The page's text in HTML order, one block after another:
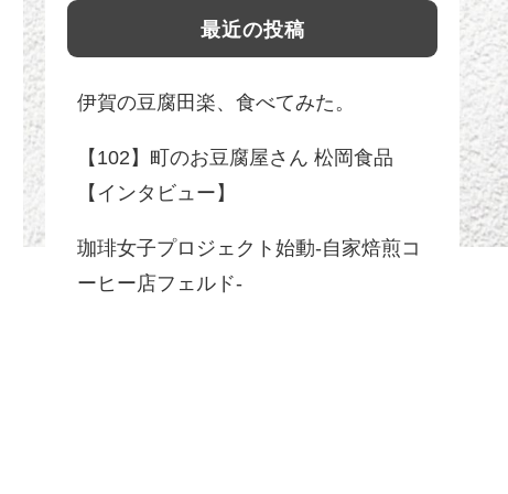
最近の投稿
伊賀の豆腐田楽、食べてみた。
【102】町のお豆腐屋さん 松岡食品
【インタビュー】
珈琲女子プロジェクト始動-自家焙煎コ
ーヒー店フェルド-